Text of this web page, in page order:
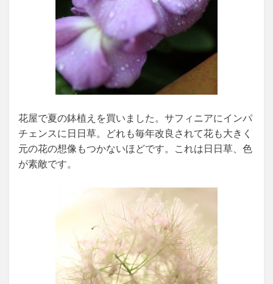
花屋で夏の鉢植えを買いました。サフィニアにインパ
チェンスに日日草。どれも毎年改良されて花も大きく
元の花の想像もつかないほどです。これは日日草、色
が素敵です。